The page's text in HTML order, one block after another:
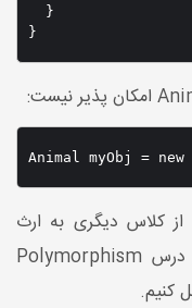
  }
}
Animal myObj =
از کلاس دیگری به ارث
برود. بیایید کلاس Animal را که در درس Polymorphism
کنیم.